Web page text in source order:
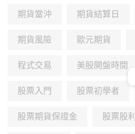
期貨當沖 期貨結算日
期貨風險 歐元期貨
程式交易 美股開盤時間
股票入門 股票初學者
股票期貨保證金 股票股利